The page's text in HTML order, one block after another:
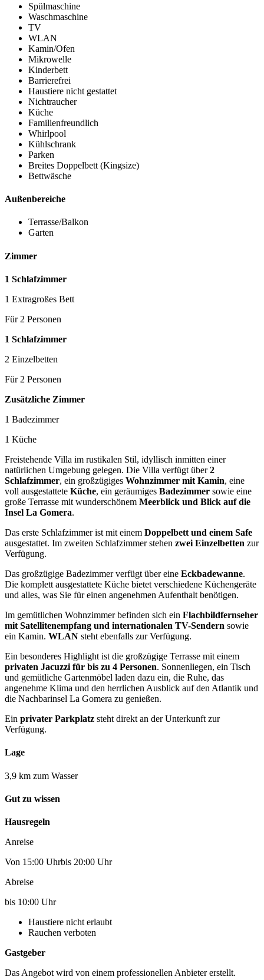
Spülmaschine
Waschmaschine
TV
WLAN
Kamin/Ofen
Mikrowelle
Kinderbett
Barrierefrei
Haustiere nicht gestattet
Nichtraucher
Küche
Familienfreundlich
Whirlpool
Kühlschrank
Parken
Breites Doppelbett (Kingsize)
Bettwäsche
Außenbereiche
Terrasse/Balkon
Garten
Zimmer
1 Schlafzimmer
1 Extragroßes Bett
Für 2 Personen
1 Schlafzimmer
2 Einzelbetten
Für 2 Personen
Zusätzliche Zimmer
1 Badezimmer
1 Küche
Freistehende Villa im rustikalen Stil, idyllisch inmitten einer
natürlichen Umgebung gelegen. Die Villa verfügt über2
Schlafzimmer, ein großzügiges Wohnzimmer mit Kamin, eine
voll ausgestattete Küche, ein geräumiges Badezimmer sowie eine
große Terrasse mit wunderschönem Meerblick und Blick auf die
Insel La Gomera.
Das erste Schlafzimmer ist mit einem Doppelbett und einem Safe
ausgestattet. Im zweiten Schlafzimmer stehen zwei Einzelbetten zur
Verfügung.
Das großzügige Badezimmer verfügt über eine Eckbadewanne.
Die komplett ausgestattete Küche bietet verschiedene Küchengeräte
und alles, was Sie für einen angenehmen Aufenthalt benötigen.
Im gemütlichen Wohnzimmer befinden sich ein Flachbildfernseher
mit Satellitenempfang und internationalen TV-Sendern sowie
ein Kamin. WLAN steht ebenfalls zur Verfügung.
Ein besonderes Highlight ist die großzügige Terrasse mit einem
privaten Jacuzzi für bis zu 4 Personen. Sonnenliegen, ein Tisch
und gemütliche Gartenmöbel laden dazu ein, die Ruhe, das
angenehme Klima und den herrlichen Ausblick auf den Atlantik und
die Nachbarinsel La Gomera zu genießen.
Ein privater Parkplatz steht direkt an der Unterkunft zur
Verfügung.
Lage
3,9 km zum Wasser
Gut zu wissen
Hausregeln
Anreise
Von 15:00 Uhrbis 20:00 Uhr
Abreise
bis 10:00 Uhr
Haustiere nicht erlaubt
Rauchen verboten
Gastgeber
Das Angebot wird von einem professionellen Anbieter erstellt.